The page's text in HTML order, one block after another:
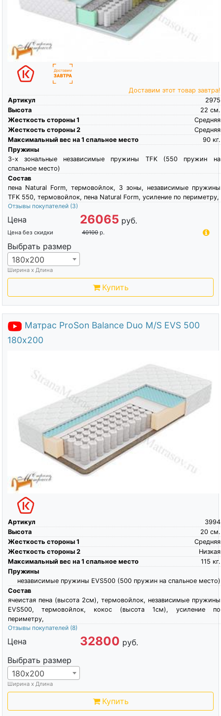
Доставим этот товар завтра!
Артикул
2975
Высота
см.
22
Жесткость стороны 1
Средняя
Жесткость стороны 2
Средняя
Максимальный вес на 1 спальное место
кг.
90
Пружины
3-х зональные независимые пружины TFK (550 пружин на
спальное место)
Состав
пена Natural Form, термовойлок, 3 зоны, независимые пружины
TFK 550, термовойлок, пена Natural Form, усиление по периметру,
Отзывы покупателей (3)
Цена 26065 руб.
Цена без скидки 40100 р.
Выбрать размер
180х200
Ширина х Длина
Купить
Матрас ProSon Balance Duo M/S EVS 500
180х200
Артикул
3994
Высота
см.
20
Жесткость стороны 1
Средняя
Жесткость стороны 2
Низкая
Максимальный вес на 1 спальное место
кг.
115
Пружины
независимые пружины EVS500 (500 пружин на спальное место)
Состав
ячеистая пена (высота 2см), термовойлок, независимые пружины
EVS500, термовойлок, кокос (высота 1см), усиление по
периметру,
Отзывы покупателей (8)
Цена 32800 руб.
Выбрать размер
180х200
Ширина х Длина
Купить